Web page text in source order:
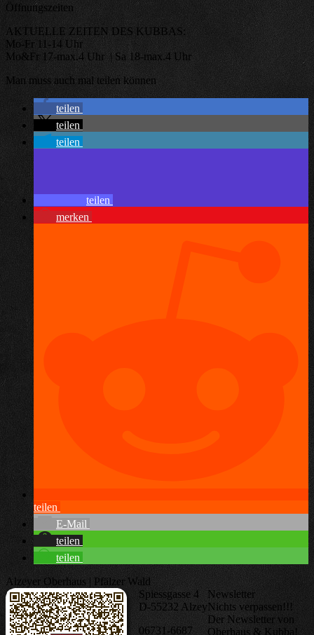
Öffnungszeiten
AKTUELLE ZEITEN DES KUBBAS:
Mo-Fr 11-14 Uhr
Mo&Fr 17-max.4 Uhr | Sa 18-max.4 Uhr
Man muss auch mal teilen können
teilen
teilen
teilen
teilen
merken
teilen
E-Mail
teilen
teilen
Alzeyer Oberhaus | Pfälzer Wald
Spiessgasse 4
D-55232 Alzey
06731-6687
Newsletter
Nichts verpassen!!!
Der Newsletter von
Oberhaus & Kubba!